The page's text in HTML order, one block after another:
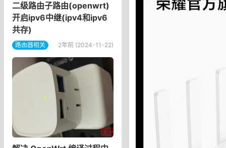
二级路由子路由(openwrt)
开启ipv6中继(ipv4和ipv6
共存)
路由器相关 2年前 (2024-11-22)